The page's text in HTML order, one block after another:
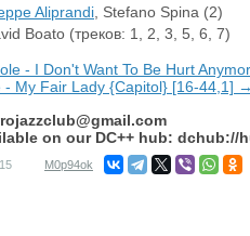
Aliprandi , Stefano Spina (2)
Boato (треков: 1, 2, 3, 5, 6, 7)
- I Don't Want To Be Hurt
- My Fair Lady {Capitol} [16-44,1] →
on our DC++ hub: dchub://
M0p94ok